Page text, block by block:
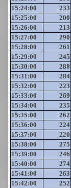
15:24:00
233
15:25:00
200
15:26:00
213
15:27:00
290
15:28:00
261
15:29:00
245
15:30:00
288
15:31:00
284
15:32:00
223
15:33:00
269
15:34:00
235
15:35:00
262
15:36:00
224
15:37:00
220
15:38:00
275
15:39:00
246
15:40:00
274
15:41:00
263
15:42:00
252